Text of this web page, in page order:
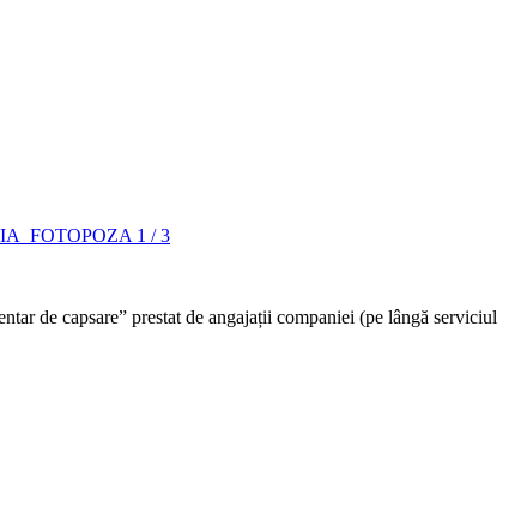
FOTOPOZA 1 / 3
de capsare” prestat de angajații companiei (pe lângă serviciul